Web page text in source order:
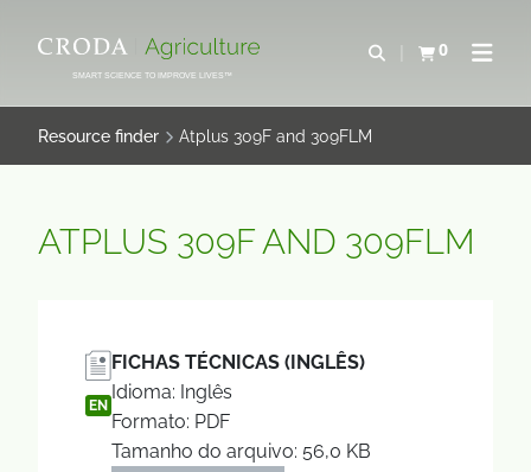
PARA
CONTEÚDO
PARA
MENU
SMART SCIENCE TO IMPROVE LIVES™
Abrir pesquisa
0
Exibir cestaAbrir
Resource finder Atplus 309F and 309FLM
ATPLUS 309F AND 309FLM
EN
FICHAS TÉCNICAS (INGLÊS)
Idioma: Inglês
Formato: PDF
Tamanho do arquivo: 56,0 KB